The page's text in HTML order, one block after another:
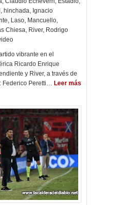
, hinchada, Ignacio
, Laso, Mancuello,
Chiesa, River, Rodrigo
vibrante en el
Ricardo Enrique
y River, a través de
Federico Peretti… Leer más